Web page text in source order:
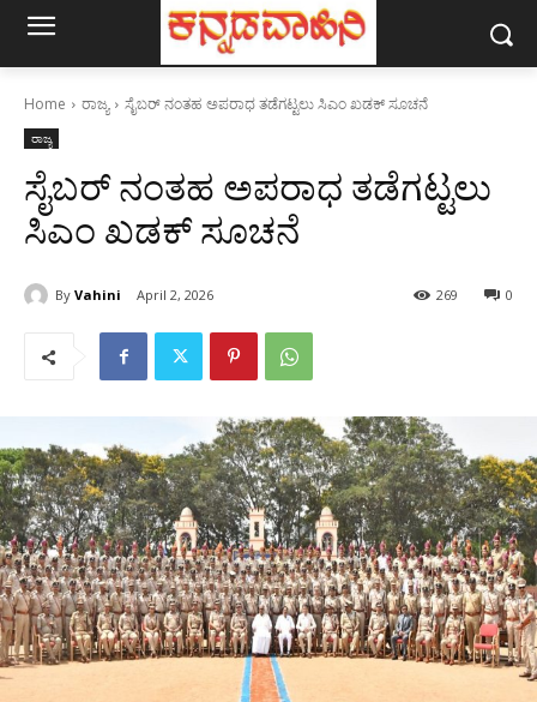
Home ರಾಜ್ಯ ಸೈಬರ್ ನಂತಹ ಅಪರಾಧ ತಡೆಗಟ್ಟಲು ಸಿಎಂ ಖಡಕ್ ಸೂಚನೆ
ರಾಜ್ಯ
ಸೈಬರ್ ನಂತಹ ಅಪರಾಧ ತಡೆಗಟ್ಟಲು
ಸಿಎಂ ಖಡಕ್ ಸೂಚನೆ
By Vahini April 2, 2026 0
269